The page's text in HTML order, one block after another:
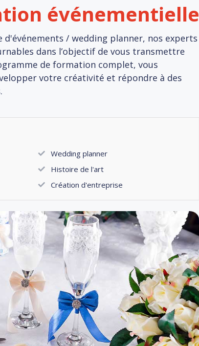
événementielle
/ wedding planner, nos experts
dans l’objectif de vous transmettre
de formation complet, vous
votre créativité et répondre à des
Wedding planner
Histoire de l'art
Création d'entreprise